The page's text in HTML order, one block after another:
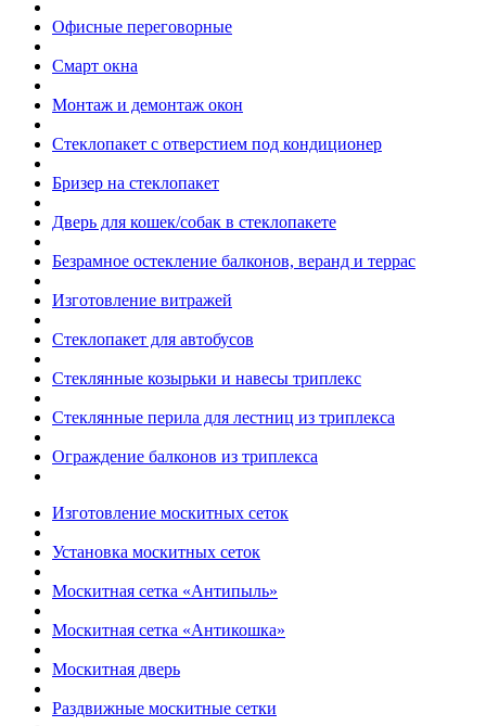
Офисные переговорные
Смарт окна
Монтаж и демонтаж окон
Стеклопакет с отверстием под кондиционер
Бризер на стеклопакет
Дверь для кошек/собак в стеклопакете
Безрамное остекление балконов, веранд и террас
Изготовление витражей
Стеклопакет для автобусов
Стеклянные козырьки и навесы триплекс
Стеклянные перила для лестниц из триплекса
Ограждение балконов из триплекса
Изготовление москитных сеток
Установка москитных сеток
Москитная сетка «Антипыль»
Москитная сетка «Антикошка»
Москитная дверь
Раздвижные москитные сетки